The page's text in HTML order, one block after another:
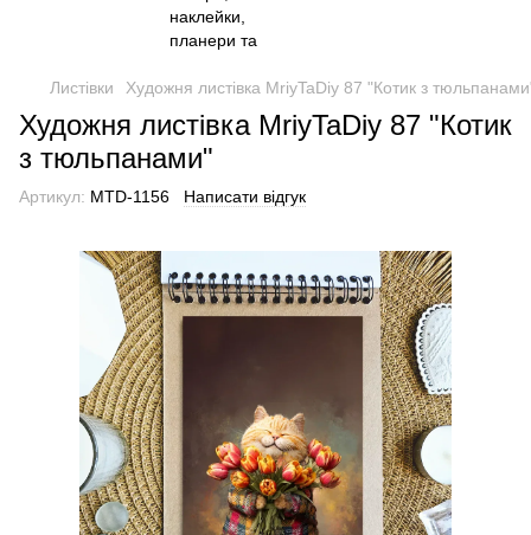
Листівки Художня листівка MriyTaDiy 87 "Котик з
Художня листівка MriyTaDiy 87 "Котик
з тюльпанами"
Артикул: MTD-1156 Написати відгук